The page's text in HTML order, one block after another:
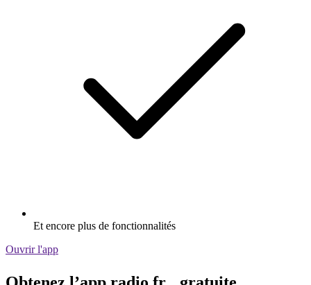
Et encore plus de fonctionnalités
Ouvrir l'app